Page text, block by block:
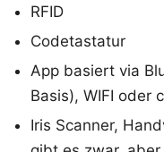
RFID
Codetastatur
App basiert via
Basis), WIFI oder
Iris Scanner,